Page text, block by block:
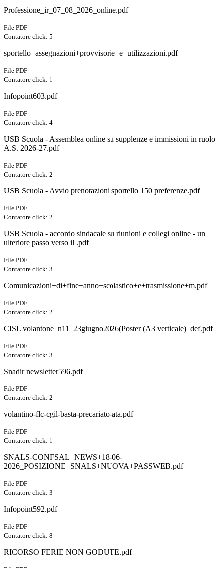
Professione_ir_07_08_2026_online.pdf
File PDF
Contatore click: 5
sportello+assegnazioni+provvisorie+e+utilizzazioni.pdf
File PDF
Contatore click: 1
Infopoint603.pdf
File PDF
Contatore click: 4
USB Scuola - Assemblea online su supplenze e immissioni in ruolo
A.S. 2026-27.pdf
File PDF
Contatore click: 2
USB Scuola - Avvio prenotazioni sportello 150 preferenze.pdf
File PDF
Contatore click: 2
USB Scuola - accordo sindacale su riunioni e collegi online - un
ulteriore passo verso il .pdf
File PDF
Contatore click: 3
Comunicazioni+di+fine+anno+scolastico+e+trasmissione+m.pdf
File PDF
Contatore click: 2
CISL volantone_n11_23giugno2026(Poster (A3 verticale)_def.pdf
File PDF
Contatore click: 3
Snadir newsletter596.pdf
File PDF
Contatore click: 2
volantino-flc-cgil-basta-precariato-ata.pdf
File PDF
Contatore click: 1
SNALS-CONFSAL+NEWS+18-06-
2026_POSIZIONE+SNALS+NUOVA+PASSWEB.pdf
File PDF
Contatore click: 3
Infopoint592.pdf
File PDF
Contatore click: 8
RICORSO FERIE NON GODUTE.pdf